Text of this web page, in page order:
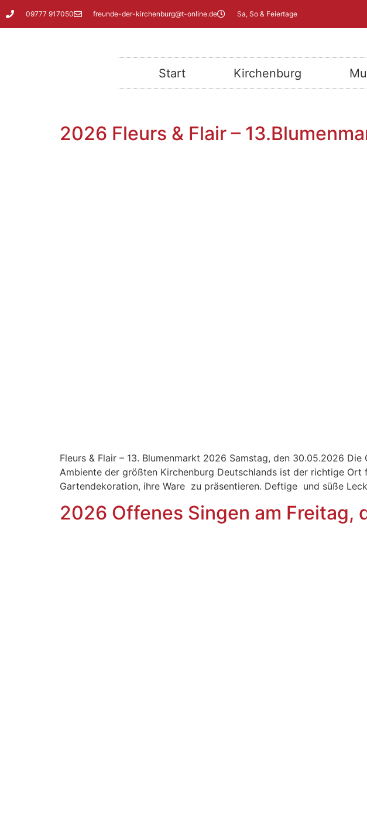
09777 917050 freunde-der-kirchenburg@t-online.de Sa, So & Feiertage
Start Kirchenburg
2026 Fleurs & Flair –
Fleurs & Flair – 13. Blumenmarkt 2026 Samstag, den 30.05.2026
Ambiente der größten Kirchenburg Deutschlands ist der richtige
Gartendekoration, ihre Ware zu präsentieren. Deftige und süße
2026 Offenes Singen am Freitag,